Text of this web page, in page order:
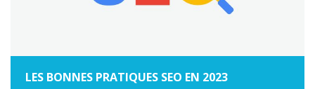
LES BONNES PRATIQUES SEO EN 2023